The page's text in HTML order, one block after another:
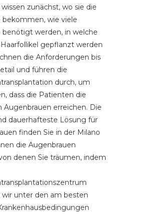
zunächst, wo sie die
bekommen, wie viele
benötigt werden, in welche
gepflanzt werden
die Anforderungen bis
und führen die
durch, um
dass die Patienten die
Augenbrauen erreichen. Die
dauerhafteste Lösung für
finden Sie in der Milano
die Augenbrauen
denen Sie träumen, indem
unter den am besten